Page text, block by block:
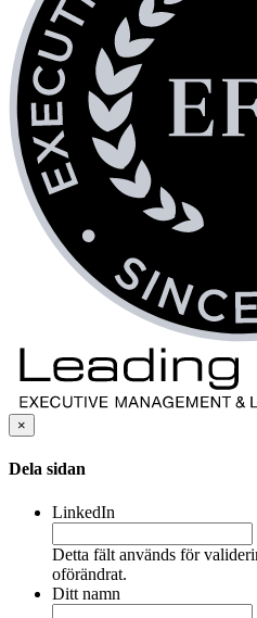
×
Dela sidan
LinkedIn
Detta fält används för
oförändrat.
Ditt namn